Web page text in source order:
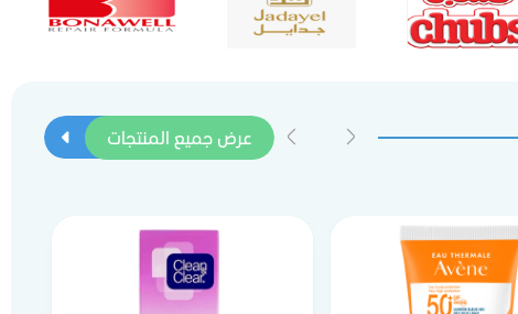
عرض جميع المنتجات